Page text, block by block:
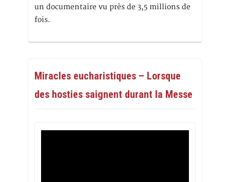
un documentaire vu près de 3,5 millions de
fois.
Miracles eucharistiques – Lorsque
des hosties saignent durant la Messe